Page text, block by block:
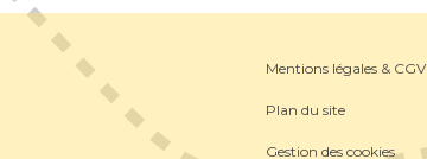
Mentions légales & CGV
Plan du site
Gestion des cookies